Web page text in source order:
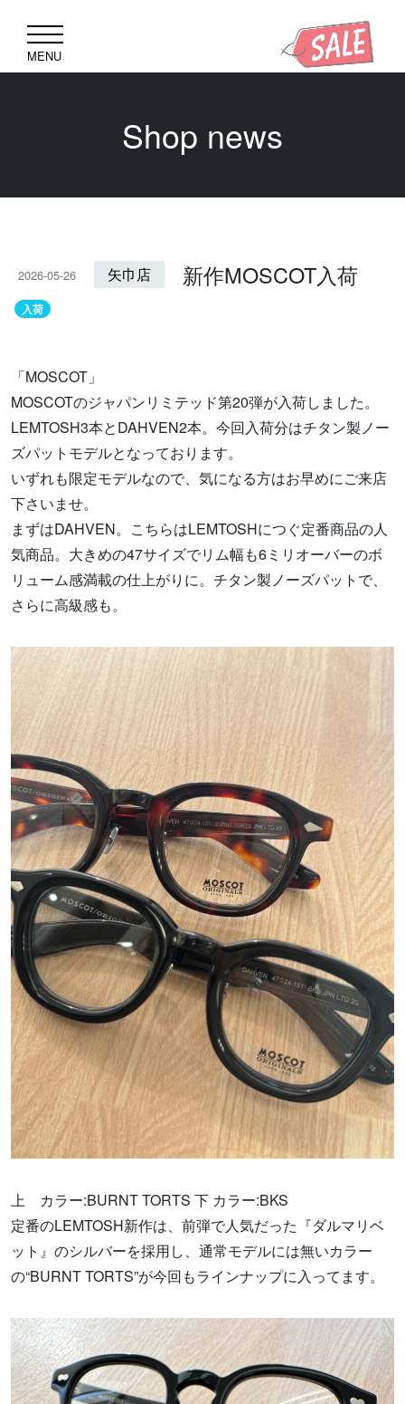
MENU
Shop news
2026-05-26 矢巾店 新作MOSCOT入荷
入荷
「MOSCOT」
MOSCOTのジャパンリミテッド第20弾が入荷しました。
LEMTOSH3本とDAHVEN2本。今回入荷分はチタン製ノー
ズパットモデルとなっております。
いずれも限定モデルなので、気になる方はお早めにご来店
下さいませ。
まずはDAHVEN。こちらはLEMTOSHにつぐ定番商品の人
気商品。大きめの47サイズでリム幅も6ミリオーバーのボ
リューム感満載の仕上がりに。チタン製ノーズパットで、
さらに高級感も。
上 カラー:BURNT TORTS 下 カラー:BKS
定番のLEMTOSH新作は、前弾で人気だった『ダルマリベ
ット』のシルバーを採用し、通常モデルには無いカラー
の“BURNT TORTS”が今回もラインナップに入ってます。